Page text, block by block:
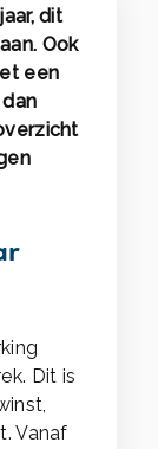
dit
Ook
een
Dit is
Vanaf